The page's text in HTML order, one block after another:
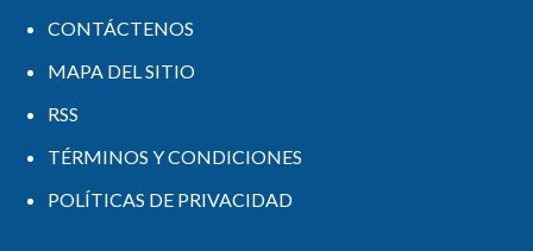
CONTÁCTENOS
MAPA DEL SITIO
RSS
TÉRMINOS Y CONDICIONES
POLÍTICAS DE PRIVACIDAD